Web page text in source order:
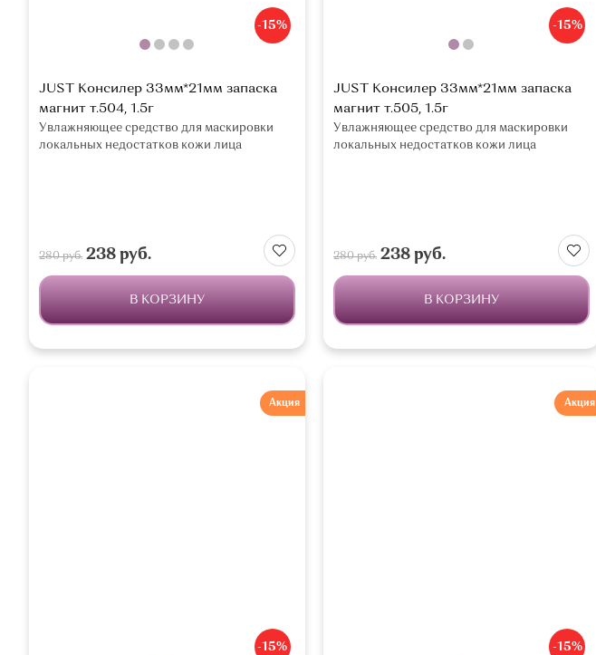
-15%
JUST Консилер 33мм*21мм запаска
магнит т.504, 1.5г
Увлажняющее средство для маскировки
локальных недостатков кожи лица
280 руб.238 руб.
В КОРЗИНУ
-15%
JUST Консилер 33мм*21мм запаска
магнит т.505, 1.5г
Увлажняющее средство для маскировки
локальных недостатков кожи лица
280 руб.238 руб.
В КОРЗИНУ
-15%
Акция
-15%
Акция